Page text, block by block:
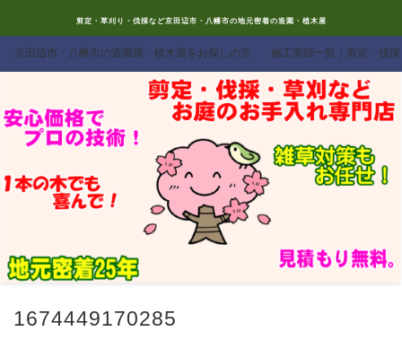
剪定・草刈り・伐採など京田辺市・八幡市の地元密着の造園・植木屋
京田辺市・八幡市の造園屋・植木屋をお探しの方 施工実績一覧｜剪定・伐
1674449170285